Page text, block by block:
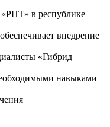
в республике
внедрение
«Гибрид
навыками